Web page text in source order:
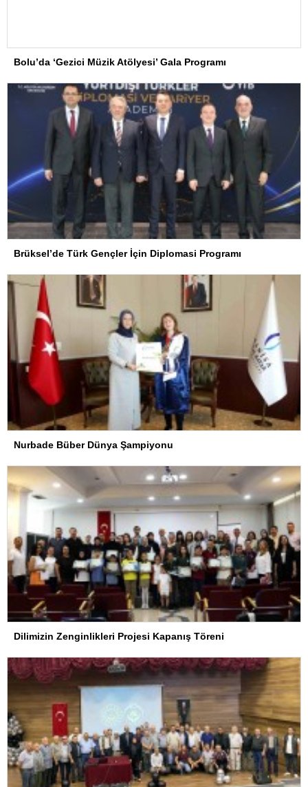
Bolu’da ‘Gezici Müzik Atölyesi’ Gala Programı
Brüksel’de Türk Gençler İçin Diplomasi Programı
Nurbade Büber Dünya Şampiyonu
Dilimizin Zenginlikleri Projesi Kapanış Töreni